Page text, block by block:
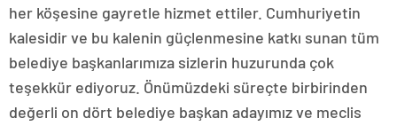
her köşesine gayretle hizmet ettiler. Cumhuriyetin
kalesidir ve bu kalenin güçlenmesine katkı sunan tüm
belediye başkanlarımıza sizlerin huzurunda çok
teşekkür ediyoruz. Önümüzdeki süreçte birbirinden
değerli on dört belediye başkan adayımız ve meclis